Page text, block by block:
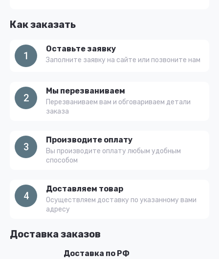
Доставка заказов
Доставка по РФ
Как заказать
1
Оставьте заявку
Заполните заявку на сайте или позвоните нам
2
Мы перезваниваем
Перезваниваем вам и обговариваем детали
заказа
3
Производите оплату
Вы производите оплату любым удобным
способом
4
Доставляем товар
Осуществляем доставку по указанному вами
адресу